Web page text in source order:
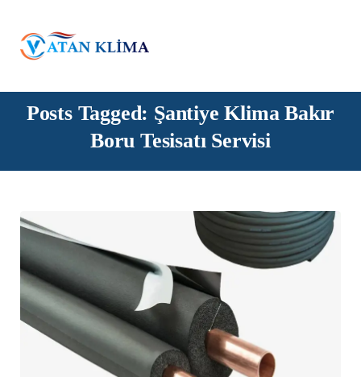
Posts Tagged: Şantiye Klima Bakır
Boru Tesisatı Servisi